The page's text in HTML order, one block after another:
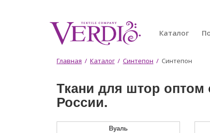
Каталог
Вы
Главная / Каталог / Синтепон / Синтепон
Ткани для штор оптом
России.
Вуаль